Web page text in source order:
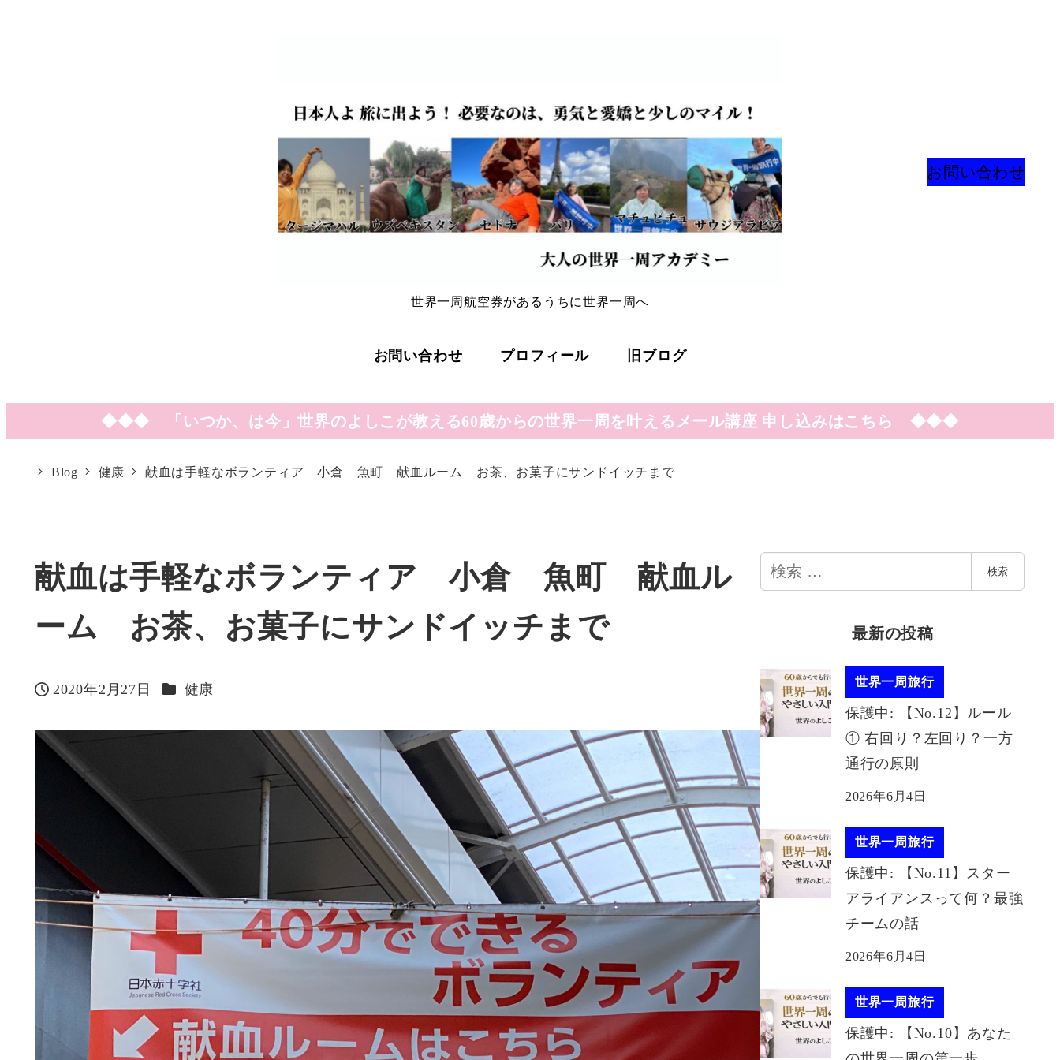
世界一周航空券があるうちに世界一周へ
お問い合わせ
お問い合わせ プロフィール 旧ブログ
◆◆◆ 「いつか、は今」世界のよしこが教える60歳からの世界一周を叶えるメール講座 申し込みはこちら ◆◆◆
Blog 健康 献血は手軽なボランティア 小倉 魚町 献血ルーム お茶、お菓子にサンドイッチまで
献血は手軽なボランティア 小倉 魚町 献血ル
ーム お茶、お菓子にサンドイッチまで
投稿日
2020年2月27日 カテゴリー
健康
検
索
検索
最新の投稿
世界一周旅行
保護中: 【No.12】ルール
① 右回り？左回り？一方
通行の原則
2026年6月4日
世界一周旅行
保護中: 【No.11】スター
アライアンスって何？最強
チームの話
2026年6月4日
世界一周旅行
保護中: 【No.10】あなた